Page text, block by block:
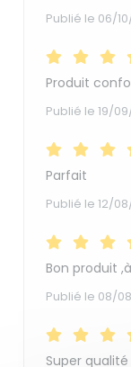
Publié le 06/
Produit
Publié le 19/
Parfait
Publié le 12/
Bon produit
Publié le 08/
Super